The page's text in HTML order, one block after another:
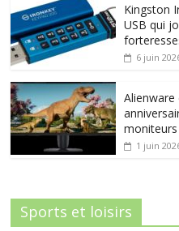
Kingston
USB qui
6 juin
Alienware
1 juin
Sports et loisirs